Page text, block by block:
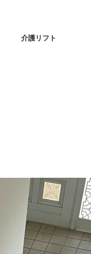
介護リフト